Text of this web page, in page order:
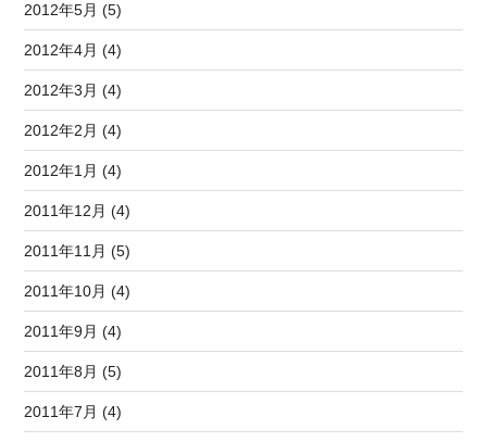
2012年5月 (5)
2012年4月 (4)
2012年3月 (4)
2012年2月 (4)
2012年1月 (4)
2011年12月 (4)
2011年11月 (5)
2011年10月 (4)
2011年9月 (4)
2011年8月 (5)
2011年7月 (4)